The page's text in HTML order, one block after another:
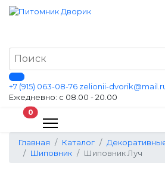
+7 (915) 063-08-76 zelionii-
Ежедневно: с 08.00 - 20.00
0В корзину
Главная Каталог
Шиповник
Шиповник Луч